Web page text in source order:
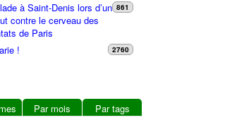
à Saint-Denis lors d’un
contre le cerveau des
de Paris
861
! 2760
Par mois Par tags